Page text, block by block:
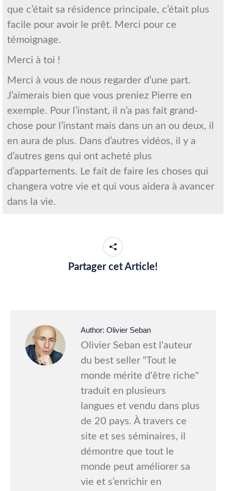
que c’était sa résidence principale, c’était plus
facile pour avoir le prêt. Merci pour ce
témoignage.
Merci à toi !
Merci à vous de nous regarder d’une part.
J’aimerais bien que vous preniez Pierre en
exemple. Pour l’instant, il n’a pas fait grand-
chose pour l’instant mais dans un an ou deux, il
en aura de plus. Dans d’autres vidéos, il y a
d’autres gens qui ont acheté plus
d’appartements. Le fait de faire les choses qui
changera votre vie et qui vous aidera à avancer
dans la vie.
Partager cet Article!
Author: Olivier Seban
Olivier Seban est l'auteur
du best seller "Tout le
monde mérite d'être riche"
traduit en plusieurs
langues et vendu dans plus
de 20 pays. À travers ce
site et ses séminaires, il
démontre que tout le
monde peut améliorer sa
vie et s’enrichir en